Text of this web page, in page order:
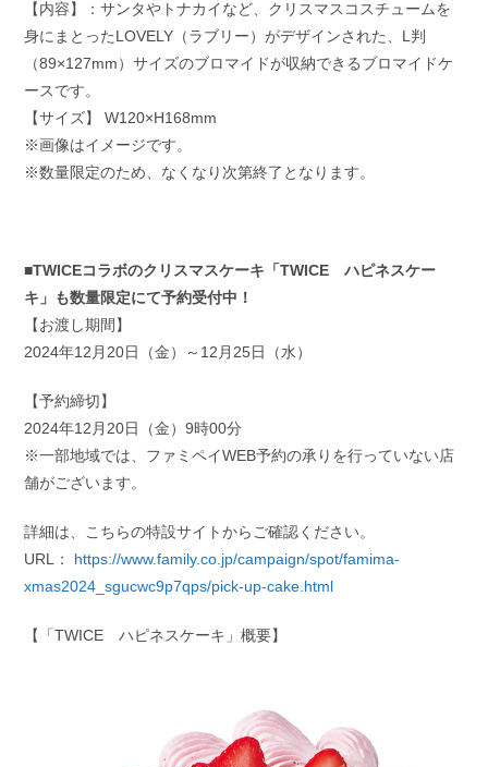
【内容】：サンタやトナカイなど、クリスマスコスチュームを
身にまとったLOVELY（ラブリー）がデザインされた、L判
（89×127mm）サイズのブロマイドが収納できるブロマイドケ
ースです。
【サイズ】 W120×H168mm
※画像はイメージです。
※数量限定のため、なくなり次第終了となります。
■TWICEコラボのクリスマスケーキ「TWICE ハピネスケー
キ」も数量限定にて予約受付中！
【お渡し期間】
2024年12月20日（金）～12月25日（水）
【予約締切】
2024年12月20日（金）9時00分
※一部地域では、ファミペイWEB予約の承りを行っていない店
舗がございます。
詳細は、こちらの特設サイトからご確認ください。
URL： https://www.family.co.jp/campaign/spot/famima-
xmas2024_sgucwc9p7qps/pick-up-cake.html
【「TWICE ハピネスケーキ」概要】